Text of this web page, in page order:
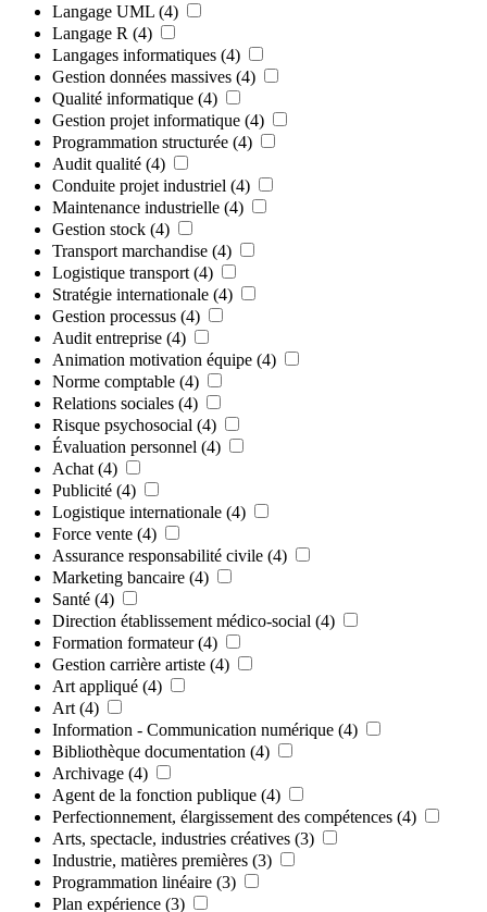
Langage UML (4)
Langage R (4)
Langages informatiques (4)
Gestion données massives (4)
Qualité informatique (4)
Gestion projet informatique (4)
Programmation structurée (4)
Audit qualité (4)
Conduite projet industriel (4)
Maintenance industrielle (4)
Gestion stock (4)
Transport marchandise (4)
Logistique transport (4)
Stratégie internationale (4)
Gestion processus (4)
Audit entreprise (4)
Animation motivation équipe (4)
Norme comptable (4)
Relations sociales (4)
Risque psychosocial (4)
Évaluation personnel (4)
Achat (4)
Publicité (4)
Logistique internationale (4)
Force vente (4)
Assurance responsabilité civile (4)
Marketing bancaire (4)
Santé (4)
Direction établissement médico-social (4)
Formation formateur (4)
Gestion carrière artiste (4)
Art appliqué (4)
Art (4)
Information - Communication numérique (4)
Bibliothèque documentation (4)
Archivage (4)
Agent de la fonction publique (4)
Perfectionnement, élargissement des compétences (4)
Arts, spectacle, industries créatives (3)
Industrie, matières premières (3)
Programmation linéaire (3)
Plan expérience (3)